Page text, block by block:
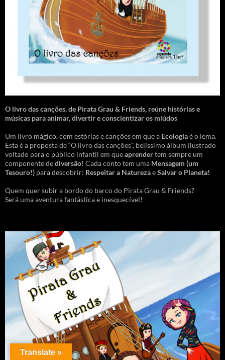
O livro das canções,de Pirata Grau & Friends, reúne histórias e
músicas para animar, divertir e conscientizar os miúdos
Um livro mágico, com estórias e canções em que a Ecologiaé o lema.
Esta é a proposta de “O livro das canções”, belíssimo álbum ilustrado
voltado para o público infantil em queaprendertem sempre um
componente dediversão! Cada conto tem uma Mensagem (um
Tesouro!) para descobrir: Respeitar a NaturezaeSalvar o Planeta!
Quem quer subir a bordo do barco do Pirata Grau & Friends?
Será uma aventura fantástica e inesquecível!
Translate »